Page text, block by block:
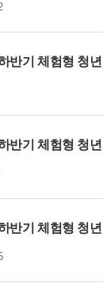
반기 체험형 청
반기 체험형 청
반기 체험형 청